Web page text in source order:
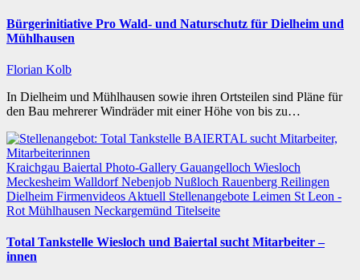
Bürgerinitiative Pro Wald- und Naturschutz für Dielheim und
Mühlhausen
Florian Kolb
In Dielheim und Mühlhausen sowie ihren Ortsteilen sind Pläne für
den Bau mehrerer Windräder mit einer Höhe von bis zu…
Kraichgau Baiertal Photo-Gallery Gauangelloch Wiesloch
Meckesheim WalldorfNebenjob Nußloch Rauenberg Reilingen
Dielheim Firmenvideos Aktuell Stellenangebote Leimen St Leon -
Rot Mühlhausen Neckargemünd Titelseite
Total Tankstelle Wiesloch und Baiertal sucht Mitarbeiter –
innen